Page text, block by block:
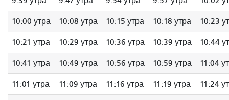
10:00 утра 10:08 утра 10:15 утра 10:18 утра 10:23
10:21 утра 10:29 утра 10:36 утра 10:39 утра 10:44
10:41 утра 10:49 утра 10:56 утра 10:59 утра 11:04
11:01 утра 11:09 утра 11:16 утра 11:19 утра 11:24